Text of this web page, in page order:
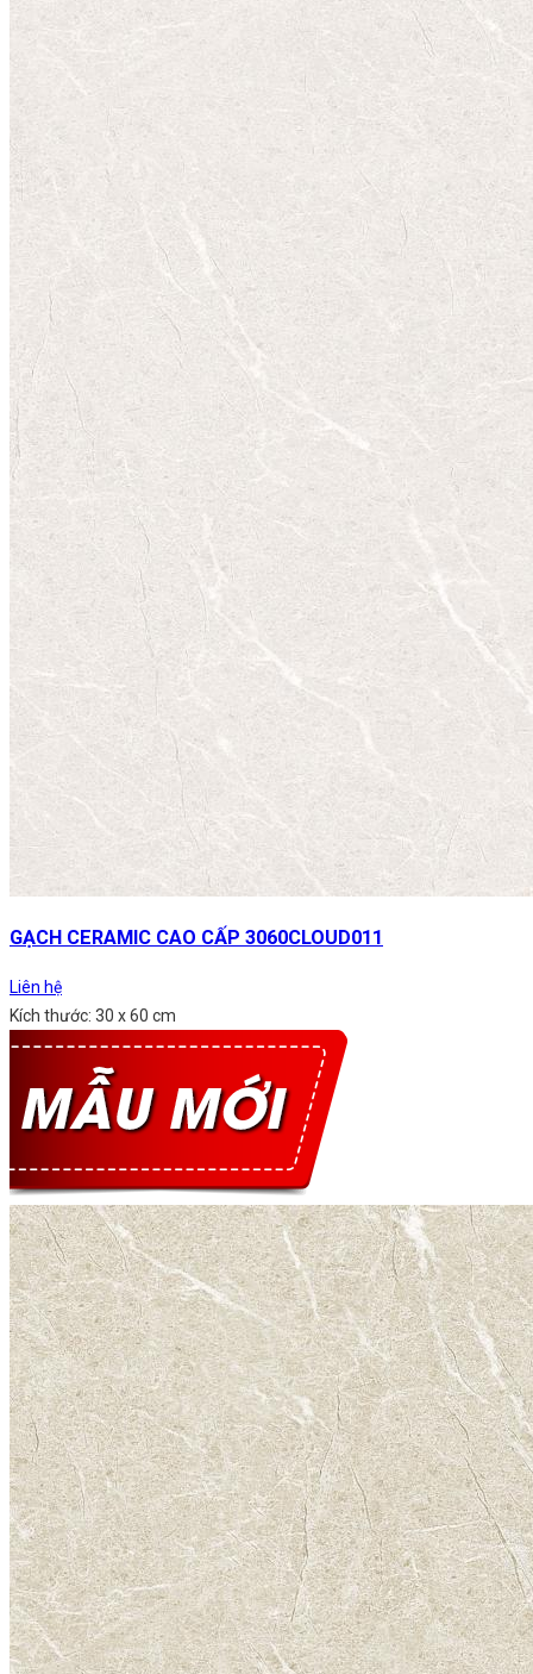
GẠCH CERAMIC CAO CẤP 3060CLOUD011
Liên hệ
Kích thước: 30 x 60 cm